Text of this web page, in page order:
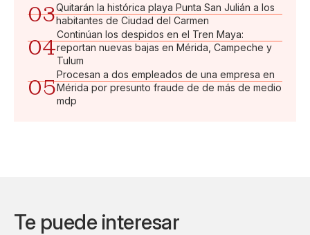
03Quitarán la histórica playa Punta San Julián a los
habitantes de Ciudad del Carmen
04
Continúan los despidos en el Tren Maya:
reportan nuevas bajas en Mérida, Campeche y
Tulum
05
Procesan a dos empleados de una empresa en
Mérida por presunto fraude de de más de medio
mdp
Te puede interesar